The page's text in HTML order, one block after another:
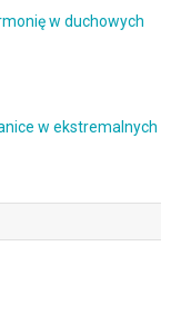
w duchowych
w ekstremalnych